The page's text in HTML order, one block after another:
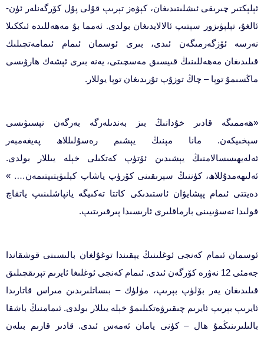
ئېلېكتىر چىرىقى ئىشلىتىدىغان، كېۋەز تېرىپ قۇلى پۇل كۆرگەنلەر ئۈن-
ئالغۇ، تېلېۋىزور سېتىپ ئالالايدىغان بولدى. ئەمما بۇ مەھەللىدە ئىككىلا
نەرسە ئۆزگەرمىگەن ئىدى، بىرى ئوسمان ئىمام ئىمامەتچىلىك
قىلىدىغان مەھەللىنىڭ قىيسىق مەسچىتى، يەنە بىرى ئېشەك ھارۋىسى
ماڭسىمۇ توپا – چاڭ توزۇپ تۇرىدىغان توپا يوللار.
«ھەممىگە قادىر خۇدانىڭ بىز بەندىلەرگە بەرگەن نېسىۋىسى
سېخىيكەن. مانا مېنىڭ يېشىم رەسۇلىللاھ پەيغەمبەر
ئەلەيھىسسالامنىڭ يېشىدىن ئۆتۈپ كەتكىلى خېلە يىللار بولدى.
ئەلىھەمدۇللاھ، كۈننىڭ سېرىقىنى كۆرۈپ ياشاپ كېلىۋېتىپتىمەن…. »
دەيتتى ئىمام پېشايۋان ئاستىدىكى كاتتا تەكىيگە يانپاشلىنىپ ياتقاچ
قولىدا تەسۋىيىنى بارماقلىرى ئارىسىدا پىرقىرىتىپ.
ئوسمان ئىمام كەنجى ئوغلىنىڭ يېقىندا توغۇلغان بالىسىنى قوشقاندا
جەمئى 12 نەۋرە كۆرگەن ئىدى. ئىمام كەنجى ئوغلىغا ئايرىم تېرىقچىلىق
قىلىدىغان يەر بۆلۈپ بېرىپ، مۈلۈك – بىساتلىرىدىن مىراس قاتارىدا
ئايرىپ بېرىپ ئايرىم چىقىرۋەتكىلىمۇ خېلە يىللار بولدى. ئىمامنىڭ باشقا
بالىلىرىنىڭمۇ ھال – كۈنى يامان ئەمەس ئىدى. قادىر قارىم بىلەن